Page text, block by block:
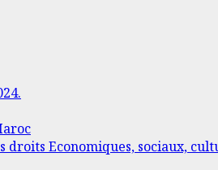
droits Economiques, sociaux,